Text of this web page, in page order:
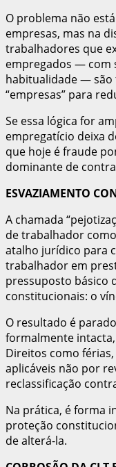
O problema não
empresas, mas na
trabalhadores que
empregados — com
habitualidade —
“empresas” para
Se essa lógica for
empregatício deixa
que hoje é fraude
dominante de
ESVAZIAMENTO
A chamada
de trabalhador
atalho jurídico para
trabalhador em
pressuposto básico
constitucionais: o
O resultado é
formalmente
Direitos como
aplicáveis não por
reclassificação
Na prática, é forma
proteção
de alterá-la.